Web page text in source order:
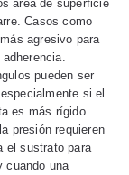
área de superficie
Casos como
agresivo para
pueden ser
si el
es más rígido.
presión requieren
el sustrato para
cuando una